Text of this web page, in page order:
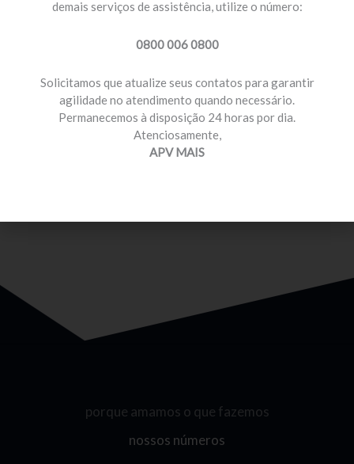
MOTORISTA PROFISSIONAL
Temos planos e preços com diferenciais para você
porque amamos o que fazemos
nossos números
demais serviços de assistência, utilize o número:
0800 006 0800
Solicitamos que atualize seus contatos para garantir
agilidade no atendimento quando necessário.
Permanecemos à disposição 24 horas por dia.
Atenciosamente,
APV MAIS